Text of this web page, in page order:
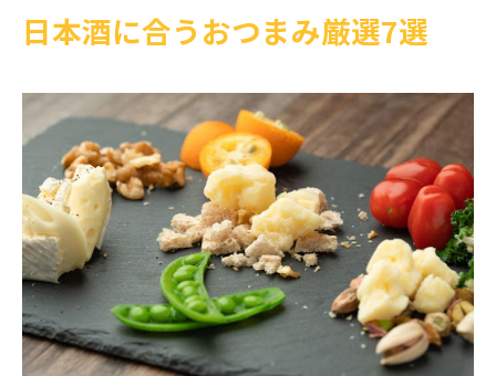
日本酒に合うおつまみ厳選7選